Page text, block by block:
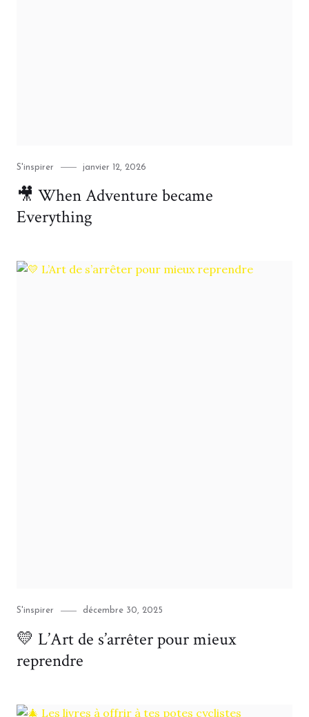
Category
S'inspirer
Posted
janvier 12, 2026
🎥 When Adventure became
Everything
Category
S'inspirer
Posted
décembre 30, 2025
💛 L’Art de s’arrêter pour mieux
reprendre